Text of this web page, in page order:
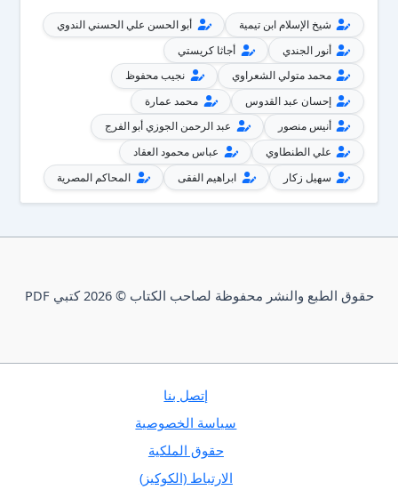
شيخ الإسلام ابن تيمية
أبو الحسن علي الحسني الندوي
أنور الجندي
أجاثا كريستي
محمد متولي الشعراوي
نجيب محفوظ
إحسان عبد القدوس
محمد عمارة
أنيس منصور
عبد الرحمن الجوزي أبو الفرج
علي الطنطاوي
عباس محمود العقاد
سهيل زكار
ابراهيم الفقى المحاكم المصرية
حقوق الطبع والنشر محفوظة لصاحب الكتاب © 2026 كتبي PDF
إتصل بنا
سياسة الخصوصية
حقوق الملكية
الارتباط (الكوكيز)